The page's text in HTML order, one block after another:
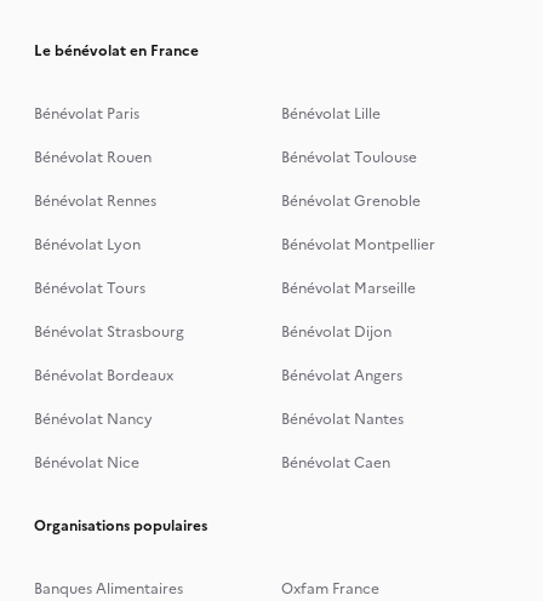
Le bénévolat en France
Bénévolat Paris
Bénévolat Lille
Bénévolat Rouen
Bénévolat Toulouse
Bénévolat Rennes
Bénévolat Grenoble
Bénévolat Lyon
Bénévolat Montpellier
Bénévolat Tours
Bénévolat Marseille
Bénévolat Strasbourg
Bénévolat Dijon
Bénévolat Bordeaux
Bénévolat Angers
Bénévolat Nancy
Bénévolat Nantes
Bénévolat Nice
Bénévolat Caen
Organisations populaires
Banques Alimentaires
Oxfam France